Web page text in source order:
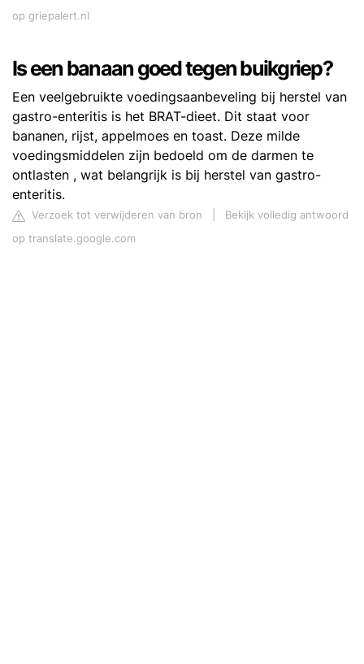
op griepalert.nl
Is een banaan goed tegen buikgriep?
Een veelgebruikte voedingsaanbeveling bij herstel van
gastro-enteritis is het BRAT-dieet. Dit staat voor
bananen, rijst, appelmoes en toast. Deze milde
voedingsmiddelen zijn bedoeld om de darmen te
ontlasten , wat belangrijk is bij herstel van gastro-
enteritis.
Verzoek tot verwijderen van bron
Bekijk volledig antwoord
op translate.google.com